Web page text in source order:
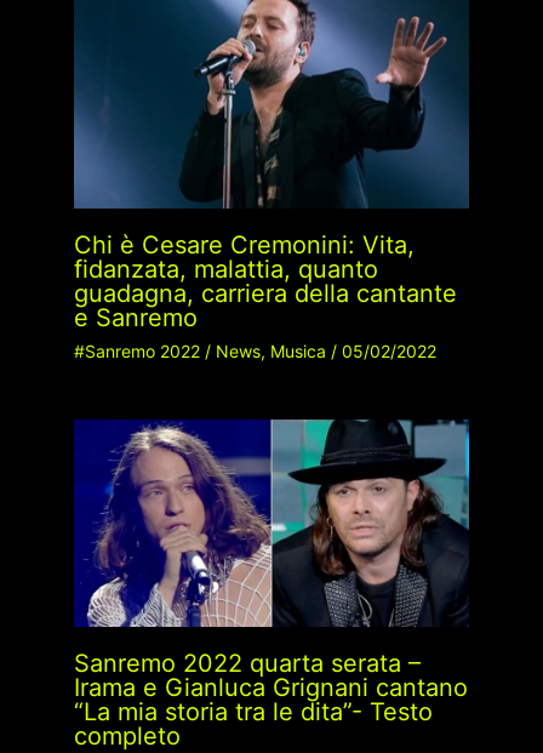
Chi è Cesare Cremonini: Vita,
fidanzata, malattia, quanto
guadagna, carriera della cantante
e Sanremo
#Sanremo 2022/ News, Musica / 05/02/2022
Sanremo 2022 quarta serata –
Irama e Gianluca Grignani cantano
“La mia storia tra le dita”- Testo
completo